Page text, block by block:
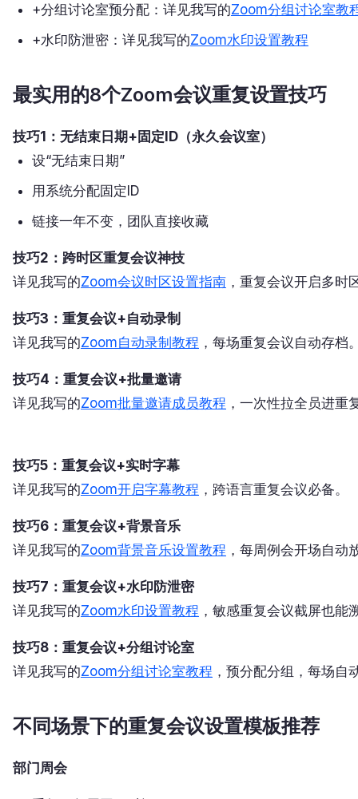
+分组讨论室预分配：详见我写的Zoom分组讨论室教
+水印防泄密：详见我写的Zoom水印设置教程
最实用的8个Zoom会议重复设置技巧
技巧1：无结束日期+固定ID（永久会议室）
设“无结束日期”
用系统分配固定ID
链接一年不变，团队直接收藏
技巧2：跨时区重复会议神技
详见我写的Zoom会议时区设置指南 ，重复会议开启多时
技巧3：重复会议+自动录制
详见我写的Zoom自动录制教程 ，每场重复会议自动存档
技巧4：重复会议+批量邀请
详见我写的Zoom批量邀请成员教程 ，一次性拉全员进重
技巧5：重复会议+实时字幕
详见我写的Zoom开启字幕教程 ，跨语言重复会议必备。
技巧6：重复会议+背景音乐
详见我写的Zoom背景音乐设置教程 ，每周例会开场自动
技巧7：重复会议+水印防泄密
详见我写的Zoom水印设置教程 ，敏感重复会议截屏也能
技巧8：重复会议+分组讨论室
详见我写的Zoom分组讨论室教程 ，预分配分组，每场自
不同场景下的重复会议设置模板推荐
部门周会